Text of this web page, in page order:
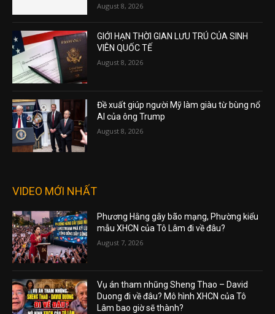
August 8, 2026
GIỚI HẠN THỜI GIAN LƯU TRÚ CỦA SINH
VIÊN QUỐC TẾ
August 8, 2026
Đề xuất giúp người Mỹ làm giàu từ bùng nổ
AI của ông Trump
August 8, 2026
VIDEO MỚI NHẤT
Phương Hằng gây bão mạng, Phường kiểu
mẫu XHCN của Tô Lâm đi về đâu?
August 7, 2026
Vụ án tham nhũng Sheng Thao – David
Duong đi về đâu? Mô hình XHCN của Tô
Lâm bao giờ sẽ thành?